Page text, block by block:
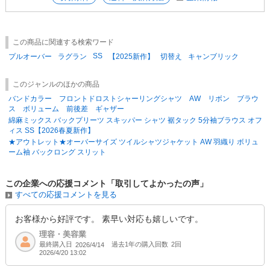
★新作はコチラ
★売れ筋ランキング
この商品に関連する検索ワード
プルオーバー
ラグラン SS 【2025新作】 切替え キャンブリック
このジャンルのほかの商品
バンドカラー フロントドロストシャーリングシャツ AW リボン ブラウ
ス ボリューム 前後差 ギャザー
綿麻ミックス バックプリーツ スキッパー シャツ 裾タック 5分袖ブラウス オフ
ィス SS【2026春夏新作】
★アウトレット★オーバーサイズ ツイルシャツジャケット AW 羽織り ボリュ
ーム袖 バックロング スリット
この企業への応援コメント「取引してよかったの声」
すべての応援コメントを見る
お客様から好評です。 素早い対応も嬉しいです。
理容・美容業
最終購入日 2026/4/14 過去1年の購入回数 2回
2026/4/20 13:02